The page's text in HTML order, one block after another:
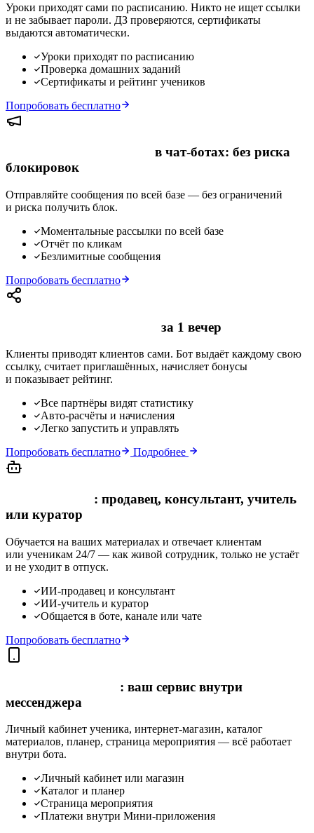
Уроки приходят сами по расписанию. Никто не ищет ссылки
и не забывает пароли. ДЗ проверяются, сертификаты
выдаются автоматически.
Уроки приходят по расписанию
Проверка домашних заданий
Сертификаты и рейтинг учеников
Попробовать бесплатно
в чат-ботах: без риска
блокировок
Отправляйте сообщения по всей базе — без ограничений
и риска получить блок.
Моментальные рассылки по всей базе
Отчёт по кликам
Безлимитные сообщения
Попробовать бесплатно
за 1 вечер
Клиенты приводят клиентов сами. Бот выдаёт каждому свою
ссылку, считает приглашённых, начисляет бонусы
и показывает рейтинг.
Все партнёры видят статистику
Авто-расчёты и начисления
Легко запустить и управлять
Попробовать бесплатно
Подробнее
: продавец, консультант, учитель
или куратор
Обучается на ваших материалах и отвечает клиентам
или ученикам 24/7 — как живой сотрудник, только не устаёт
и не уходит в отпуск.
ИИ-продавец и консультант
ИИ-учитель и куратор
Общается в боте, канале или чате
Попробовать бесплатно
: ваш сервис внутри
мессенджера
Личный кабинет ученика, интернет-магазин, каталог
материалов, планер, страница мероприятия — всё работает
внутри бота.
Личный кабинет или магазин
Каталог и планер
Страница мероприятия
Платежи внутри Мини-приложения